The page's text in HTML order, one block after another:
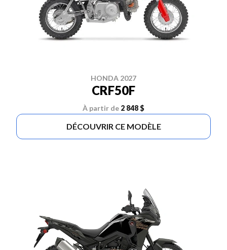
HONDA 2027
CRF50F
À partir de 2 848 $
DÉCOUVRIR CE MODÈLE